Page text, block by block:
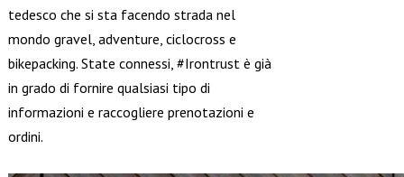
tedesco che si sta facendo strada nel
mondo gravel, adventure, ciclocross e
bikepacking. State connessi, #Irontrust è già
in grado di fornire qualsiasi tipo di
informazioni e raccogliere prenotazioni e
ordini.